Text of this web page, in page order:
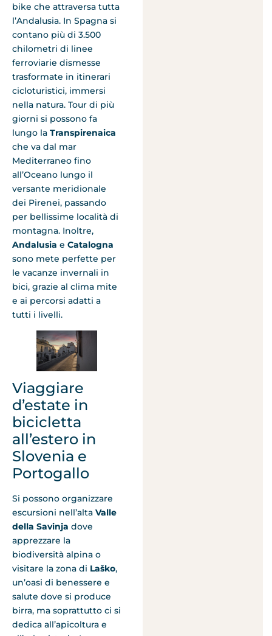
bike che attraversa tutta
l’Andalusia. In Spagna si
contano più di 3.500
chilometri di linee
ferroviarie dismesse
trasformate in itinerari
cicloturistici, immersi
nella natura. Tour di più
giorni si possono fa
lungo la Transpirenaica
che va dal mar
Mediterraneo fino
all’Oceano lungo il
versante meridionale
dei Pirenei, passando
per bellissime località di
montagna. Inoltre,
Andalusia e Catalogna
sono mete perfette per
le vacanze invernali in
bici, grazie al clima mite
e ai percorsi adatti a
tutti i livelli.
Viaggiare
d’estate in
bicicletta
all’estero in
Slovenia e
Portogallo
Si possono organizzare
escursioni nell’alta Valle
della Savinja dove
apprezzare la
biodiversità alpina o
visitare la zona di Laško,
un’oasi di benessere e
salute dove si produce
birra, ma soprattutto ci si
dedica all’apicoltura e